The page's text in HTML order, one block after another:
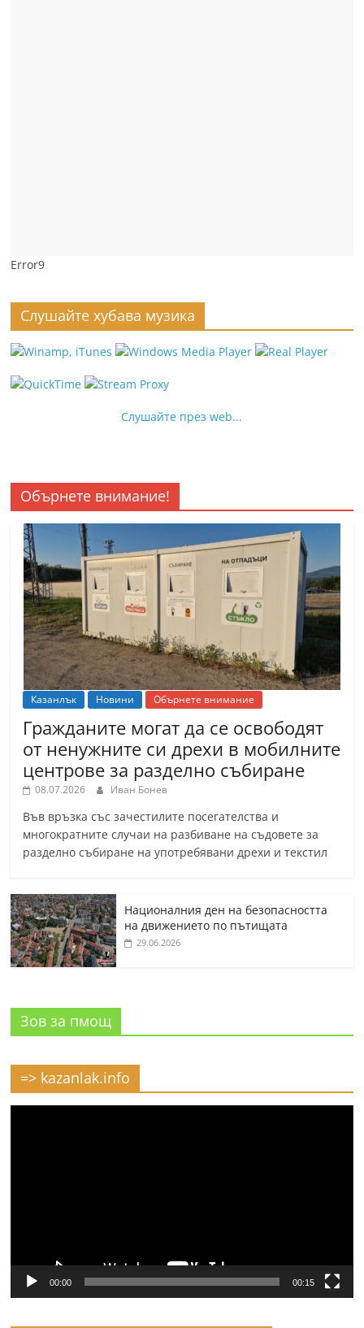
Error9
Слушайте хубава музика
Слушайте през web...
Обърнете внимание!
Казанлък Новини Обърнете внимание
Гражданите могат да се освободят
от ненужните си дрехи в мобилните
центрове за разделно събиране
08.07.2026 Иван Бонев
Във връзка със зачестилите посегателства и
многократните случаи на разбиване на съдовете за
разделно събиране на употребявани дрехи и текстил
Националния ден на безопасността
на движението по пътищата
29.06.2026
Зов за пмощ
=> kazanlak.info
00:00 00:15